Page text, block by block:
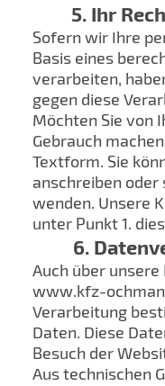
5. Ihr
Sofern wir Ihre
Basis eines
verarbeiten,
gegen diese
Möchten Sie von
Gebrauch
Textform. Sie
anschreiben oder
wenden. Unsere
unter Punkt 1.
6.
Auch über
www.kfz-
Verarbeitung
Daten. Diese
Besuch der
Aus technischen